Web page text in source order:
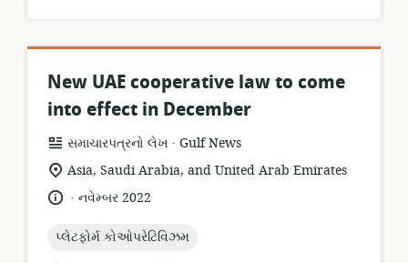
New UAE cooperative law to come
into effect in December
સંસાધન
બંધારણ:
સમાચારપત્રનો લેખ .
પ્રકાશક:
Gulf News
સુસંગતતા
સ્થાન:
Asia, Saudi Arabia, and United Arab Emirates
ભાષા:.
પ્રકાશન
નવેમ્બર 2022
topic:
પ્લેટફોર્મ કોઓપરેટિવિઝમ